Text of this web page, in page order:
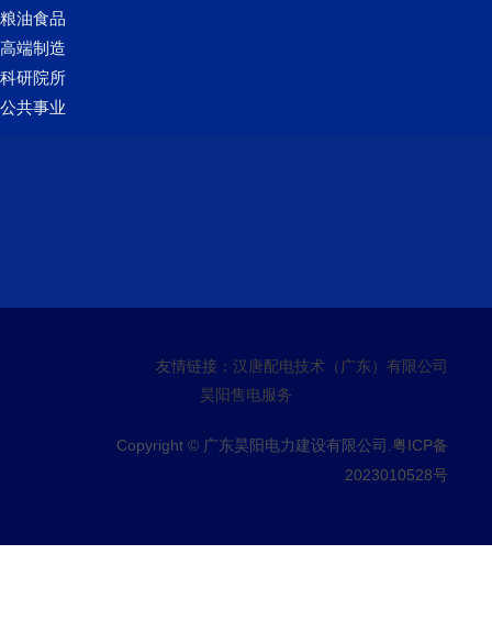
粮油食品
高端制造
科研院所
公共事业
友情链接： 汉唐配电技术（广东）有限公司
昊阳售电服务
Copyright © 广东昊阳电力建设有限公司. 粤ICP备
2023010528号